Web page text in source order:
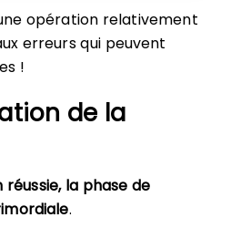
opération relativement
erreurs qui peuvent
!
de la
la phase de
.